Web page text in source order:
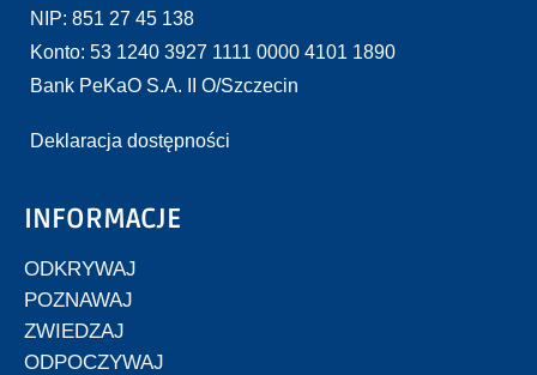
NIP: 851 27 45 138
Konto: 53 1240 3927 1111 0000 4101 1890
Bank PeKaO S.A. II O/Szczecin
Deklaracja dostępności
INFORMACJE
ODKRYWAJ
POZNAWAJ
ZWIEDZAJ
ODPOCZYWAJ